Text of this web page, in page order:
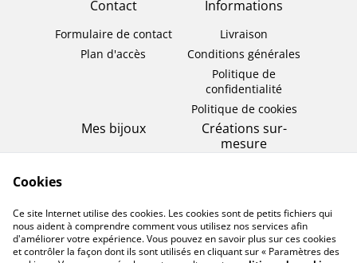
Contact
Formulaire de contact
Plan d'accès
Informations
Livraison
Conditions générales
Politique de
confidentialité
Politique de cookies
Mes bijoux
Bagues
Boucles d'oreilles
Créations sur-
mesure
Cookies
Ce site Internet utilise des cookies. Les cookies sont de petits fichiers qui
nous aident à comprendre comment vous utilisez nos services afin
d'améliorer votre expérience. Vous pouvez en savoir plus sur ces cookies
et contrôler la façon dont ils sont utilisés en cliquant sur « Paramètres des